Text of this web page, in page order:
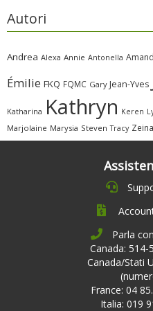
Autori
Andrea Alexa Annie Antonella
Émilie FKQ FQMC Gary Jean-Yves
Katharina Kathryn Keren
Marjolaine Marysia Steven Tracy Zeina
Parla
Canada:
Canada/Stati
France: 04
Italia: 019